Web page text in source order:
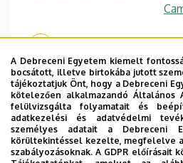
Dolgozói adatmódosítás
telefonkönyvében|Külső
A Debreceni Egyetem kiemelt
bocsátott, illetve birtokába jutott
tájékoztatjuk Önt, hogy a Debreceni
kötelezően alkalmazandó Általános
felülvizsgálta folyamatait és
adatkezelési és adatvédelmi
személyes adatait a Debreceni
körültekintéssel kezelte, megfelelve
szabályozásoknak. A GDPR előírásait